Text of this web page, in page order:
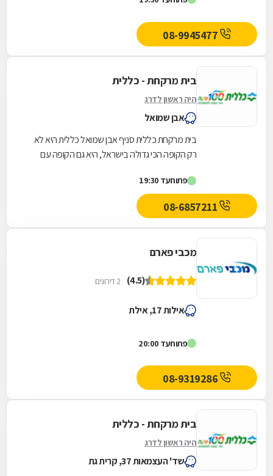
בית מרקחת - כללית
היה ראשון לדרג
אבן שמואל
בית מרקחת כללית סניף אבן שמואל כללית היא לא
רק הקופה הכי גדולה בישראל, היא גם הקופה עם
אנחנו גאים...
פתוחעד 19:30
מכבי פארם
(4.5) 2 דירוגים
אילות 17, אילת
פתוחעד 20:00
בית מרקחת - כללית
היה ראשון לדרג
שד' העצמאות 37, קרית גת